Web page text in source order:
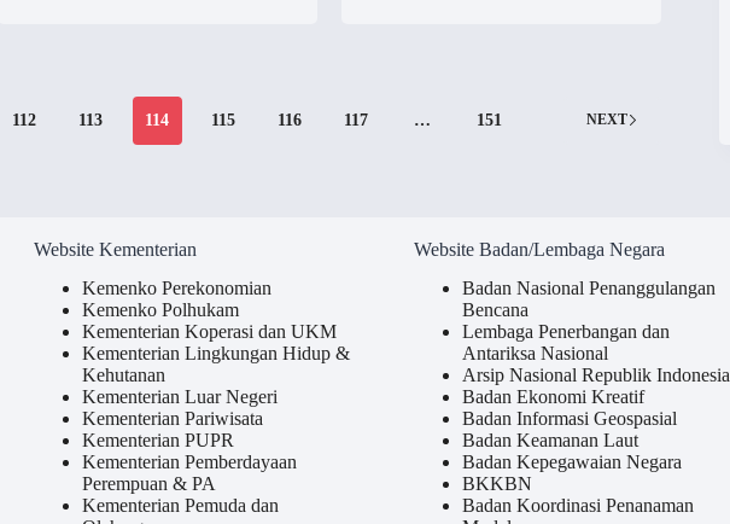
112 113 114 115 116 117 … 151 NEXT
Website Kementerian
Kemenko Perekonomian
Kemenko Polhukam
Kementerian Koperasi dan UKM
Kementerian Lingkungan Hidup &
Kehutanan
Kementerian Luar Negeri
Kementerian Pariwisata
Kementerian PUPR
Kementerian Pemberdayaan
Perempuan & PA
Kementerian Pemuda dan
Website Badan/Lembaga Negara
Badan Nasional Penanggulangan
Bencana
Lembaga Penerbangan dan
Antariksa Nasional
Arsip Nasional Republik Indonesia
Badan Ekonomi Kreatif
Badan Informasi Geospasial
Badan Keamanan Laut
Badan Kepegawaian Negara
BKKBN
Badan Koordinasi Penanaman